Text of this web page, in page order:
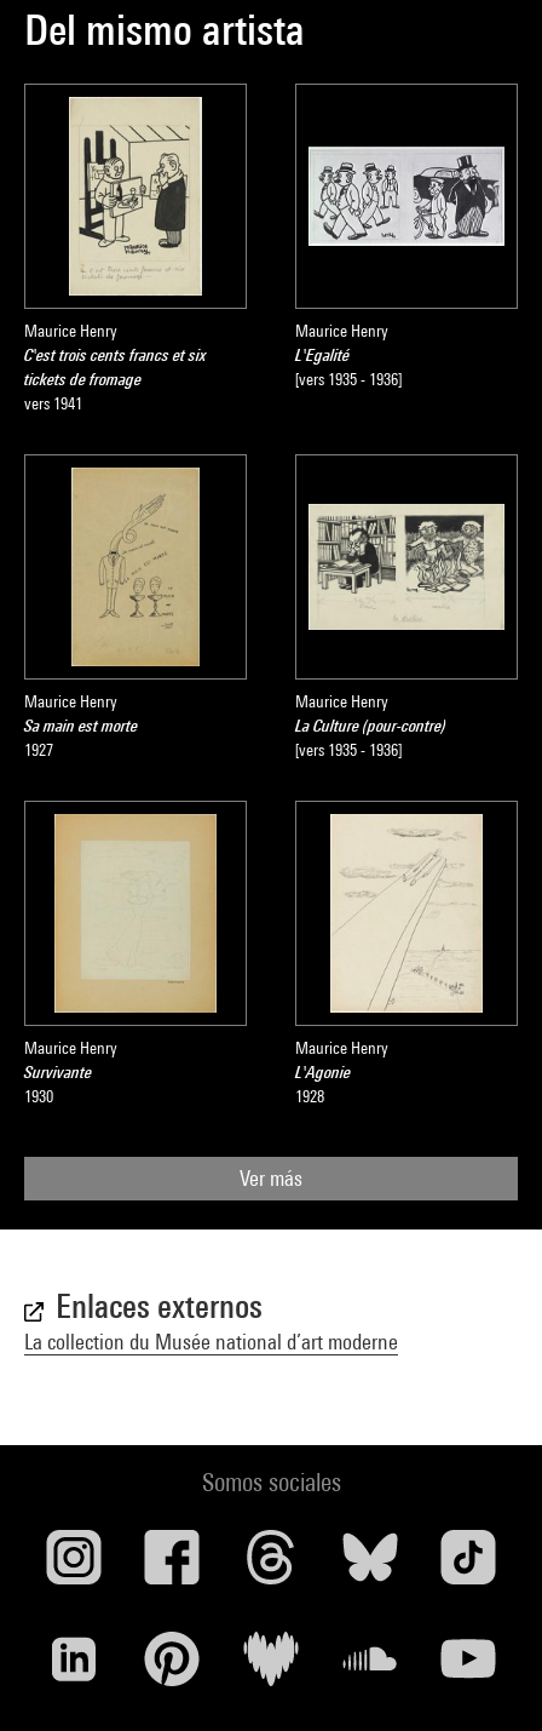
Del mismo artista
Maurice Henry
C'est trois cents francs et six
tickets de fromage
vers 1941
Maurice Henry
L'Egalité
[vers 1935 - 1936]
Maurice Henry
Sa main est morte
1927
Maurice Henry
La Culture (pour-contre)
[vers 1935 - 1936]
Maurice Henry
Survivante
1930
Maurice Henry
L'Agonie
1928
Ver más
Enlaces externos
La collection du Musée national d’art moderne
Somos sociales